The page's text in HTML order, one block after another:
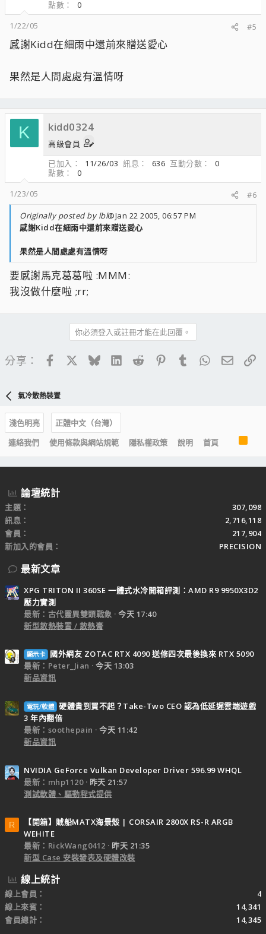
點數
0
1/22/05
#5
感謝Kidd在細雨中還前來贈送愛心
果然是人間處處有溫情呀
K kidd0324
高級會員
已加入
11/26/03 訊息 636 互動分數
0
點數
0
1/23/05
#6
Originally posted by lbl@Jan 22 2005, 06:57 PM
感謝Kidd在細雨中還前來贈送愛心
果然是人間處處有溫情呀
要感謝馬克葛葛啦 :MMM:
我沒做什麼啦 ;rr;
你必須登入或註冊才能在此回覆。
分享： FacebookBlueskyLinkedIn
Reddit PinterestTumblrWhatsApp
電子
氣冷散熱裝置
淺色明亮
正體中文（台灣）
連絡我們
使用條款與網站規範 隱私權政策 說明 首頁
S
論壇統計
主題
307,098
訊息
2,716,118
會員
217,904
新加入的會員
PRECISION
最新文章
XPG TRITON II 360SE 一體式水冷開箱評測：AMD R9 9950X3D2
壓力實測
最新：古代靈異雙頭戰象
今天 17:40
新型散熱裝置 / 散熱膏
顯示卡
國外網友 ZOTAC RTX 4090 送修四次最後換來 RTX 5090
最新：Peter_Jian
今天 13:03
新品資訊
電玩/軟體 硬體貴到買不起？Take-Two CEO 認為低延遲雲端遊戲
3 年內翻倍
最新：soothepain
今天 11:42
新品資訊
NVIDIA GeForce Vulkan Developer Driver 596.99 WHQL
最新：mhp1120
昨天 21:57
測試軟體、驅動程式提供
R
【開箱】賊船MATX海景殼 | CORSAIR 2800X RS-R ARGB
WEHITE
最新：RickWang0412
昨天 21:35
新型 Case 安裝發表及硬體改裝
線上統計
線上會員
4
線上來賓
14,341
會員總計
14,345